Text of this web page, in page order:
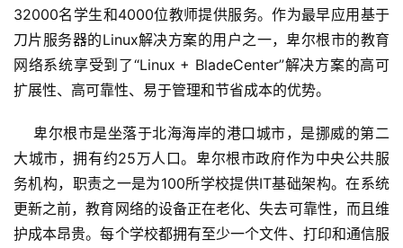
32000名学生和4000位教师提供服务。作为最早应用基于
刀片服务器的Linux解决方案的用户之一，卑尔根市的教育
网络系统享受到了“Linux + BladeCenter”解决方案的高可
扩展性、高可靠性、易于管理和节省成本的优势。
卑尔根市是坐落于北海海岸的港口城市，是挪威的第二
大城市，拥有约25万人口。卑尔根市政府作为中央公共服
务机构，职责之一是为100所学校提供IT基础架构。在系统
更新之前，教育网络的设备正在老化、失去可靠性，而且维
护成本昂贵。每个学校都拥有至少一个文件、打印和通信服